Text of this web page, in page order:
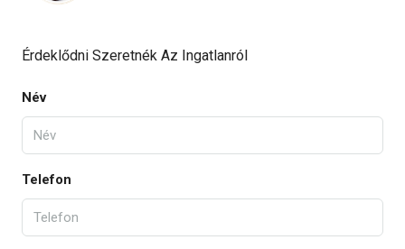
Érdeklődni Szeretnék Az Ingatlanról
Név
Telefon